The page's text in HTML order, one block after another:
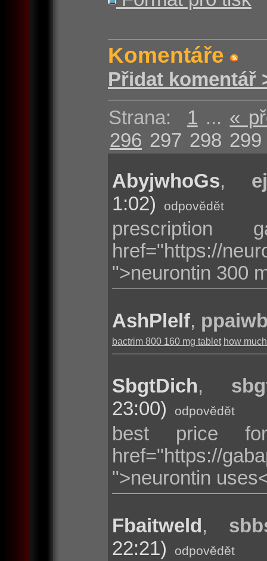
Komentáře
Přidat komentář
Strana: 1 ... «
296 297 298 299
AbyjwhoGs,
1:02)
odpovědět
href="https://
">neurontin 300
AshPlelf,
bactrim 800 160 mg tablet how
SbgtDich,
23:00)
odpovědět
best price
href="https://
">neurontin
Fbaitweld,
22:21)
odpovědět